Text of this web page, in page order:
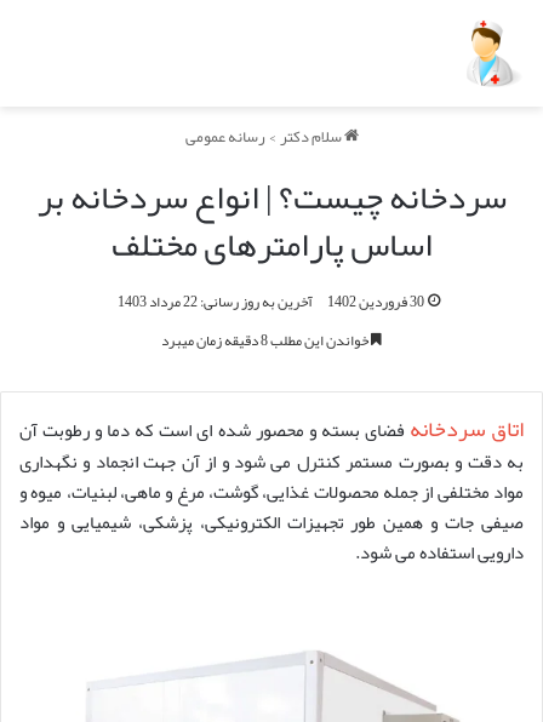
سلام دکتر>رسانه عمومی
سردخانه چیست؟ | انواع سردخانه بر
اساس پارامترهای مختلف
30 فروردین 1402
آخرین به روز رسانی: 22 مرداد 1403
خواندن این مطلب 8 دقیقه زمان میبرد
اتاق سردخانه فضای بسته و محصور شده ای است که دما و رطوبت آن
به دقت و بصورت مستمر کنترل می شود و از آن جهت انجماد و نگهداری
مواد مختلفی از جمله محصولات غذایی، گوشت، مرغ و ماهی، لبنیات، میوه و
صیفی جات و همین طور تجهیزات الکترونیکی، پزشکی، شیمیایی و مواد
دارویی استفاده می شود.